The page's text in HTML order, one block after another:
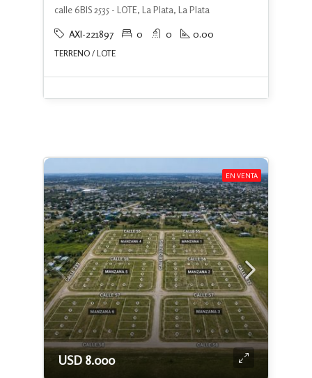
calle 6BIS 2535 - LOTE, La Plata, La Plata
AXI-221897 0 0 0.00
TERRENO / LOTE
EN VENTA
USD 8.000